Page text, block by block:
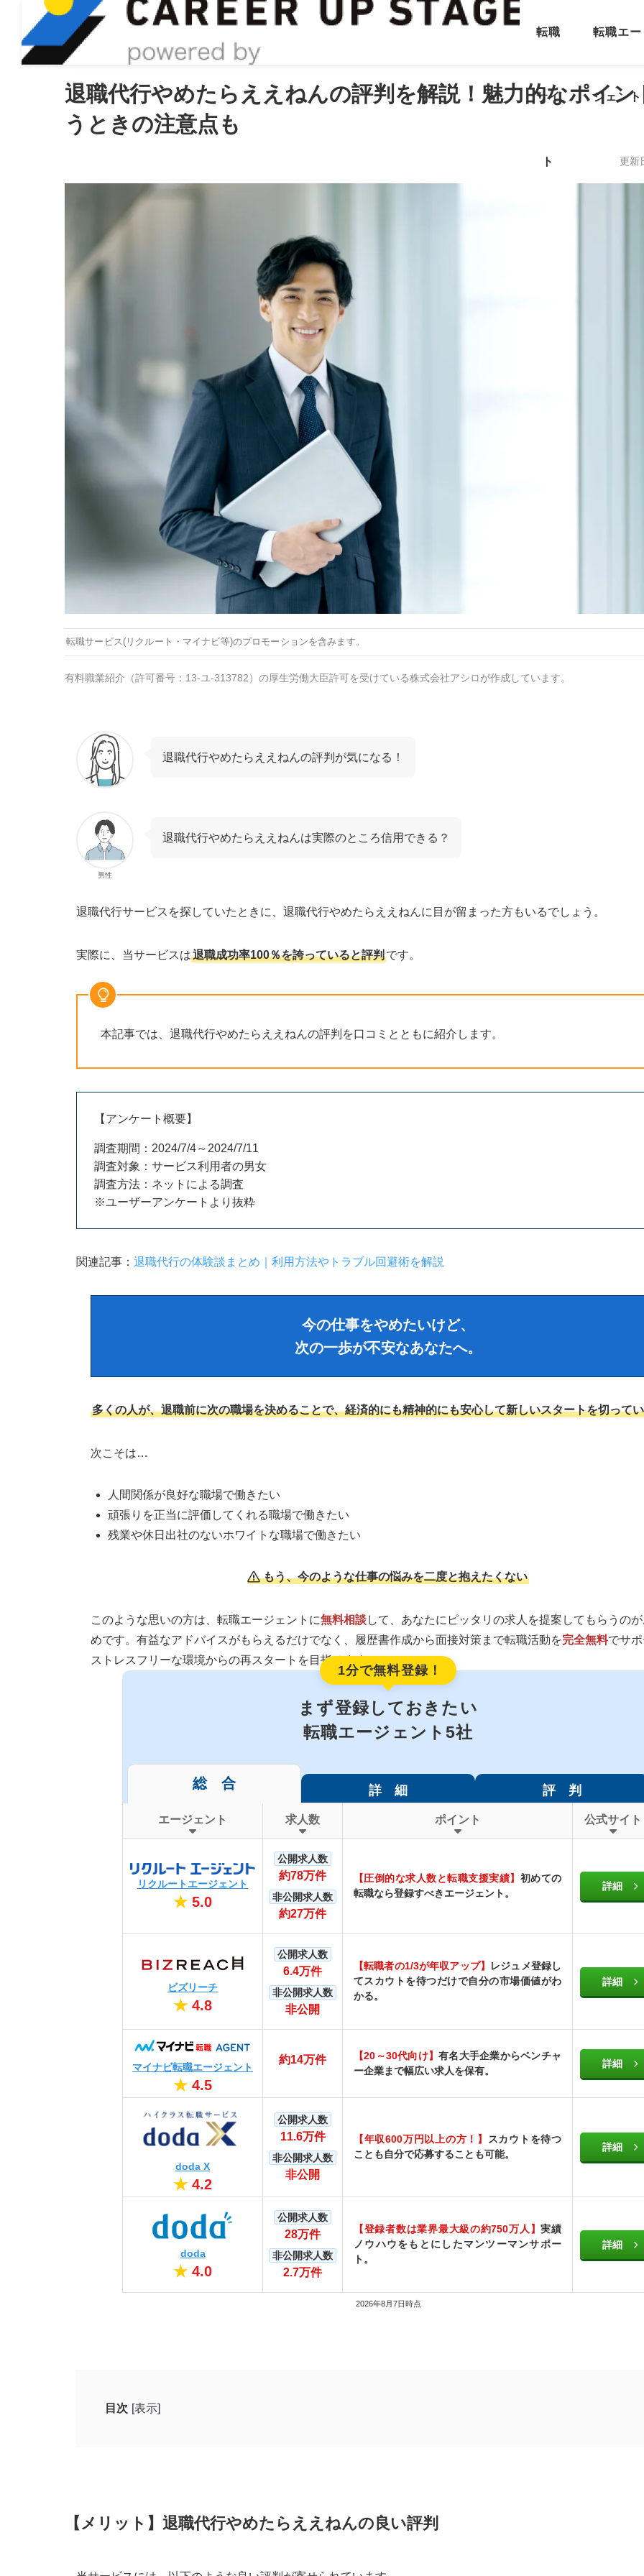
転職
サイ
ト
転職エー
ジェント
退職代行やめたらええねんの評判を解説！魅力的なポイン
うときの注意点も
更新
転職サービス(リクルート・マイナビ等)のプロモーションを含みます。
有料職業紹介 （許可番号：13-ユ-313782）の厚生労働大臣許可を受けている株式会社アシロが作成しています。
退職代行やめたらええねんの評判が気になる！
男性
退職代行やめたらええねんは実際のところ信用できる？
退職代行サービスを探していたときに、退職代行やめたらええねんに目が留まった方もいるでしょう。
実際に、当サービスは退職成功率100％を誇っていると評判です。
本記事では、退職代行やめたらええねんの評判を口コミとともに紹介します。
【アンケート概要】
調査期間：2024/7/4～2024/7/11
調査対象：サービス利用者の男女
調査方法：ネットによる調査
※ユーザーアンケートより抜粋
関連記事： 退職代行の体験談まとめ｜利用方法やトラブル回避術を解説
今の仕事をやめたいけど、
次の一歩が不安なあなたへ。
多くの人が、退職前に次の職場を決めることで、経済的にも精神的にも安心して新しいスタートを切って
次こそは…
人間関係が良好な職場で働きたい
頑張りを正当に評価してくれる職場で働きたい
残業や休日出社のないホワイトな職場で働きたい
もう、今のような仕事の悩みを二度と抱えたくない
このような思いの方は、転職エージェントに無料相談して、あなたにピッタリの求人を提案してもらうの
めです。有益なアドバイスがもらえるだけでなく、履歴書作成から面接対策まで転職活動を完全無料でサ
ストレスフリーな環境からの再スタートを目指せます。
1分で無料登録！
まず登録しておきたい
転職エージェント5社
総 合 詳 細 評 判
エージェント 求人数 ポイント 公式サイト
リクルートエージェント
★ 5.0
公開求人数
約78万件
非公開求人数
約27万件
【圧倒的な求人数と転職支援実績】 初めての
転職なら登録すべきエージェント。
詳細
ビズリーチ
★ 4.8
公開求人数
6.4万件
非公開求人数
非公開
【転職者の1/3が年収アップ】
レジュメ登録し
てスカウトを待つだけで自分の市場価値がわ
かる。
詳細
マイナビ転職エージェント
★ 4.5
約14万件 【20～30代向け】有名大手企業からベンチャ
ー企業まで幅広い求人を保有。
詳細
doda X
★ 4.2
公開求人数
11.6万件
非公開求人数
非公開
【年収600万円以上の方！】 スカウトを待つ
ことも自分で応募することも可能。
詳細
doda
★ 4.0
公開求人数
28万件
非公開求人数
2.7万件
【登録者数は業界最大級の約750万人】実績
ノウハウをもとにしたマンツーマンサポー
ト。
詳細
2026年8月7日時点
目次 [表示]
手頃な価格で利用できる
【デメリット】退職代行やめたらええねんの悪い評判
【メリット】退職代行やめたらええねんの良い評判